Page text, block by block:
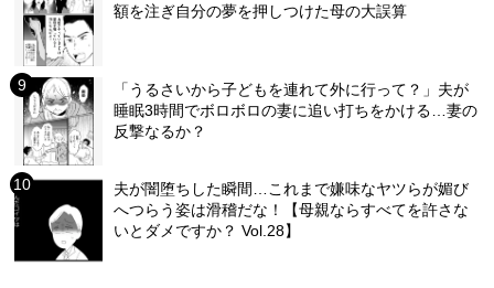
額を注ぎ自分の夢を押しつけた母の大誤算
「うるさいから子どもを連れて外に行って？」夫が
睡眠3時間でボロボロの妻に追い打ちをかける…妻の
反撃なるか？
夫が闇堕ちした瞬間…これまで嫌味なヤツらが媚び
へつらう姿は滑稽だな！【母親ならすべてを許さな
いとダメですか？ Vol.28】